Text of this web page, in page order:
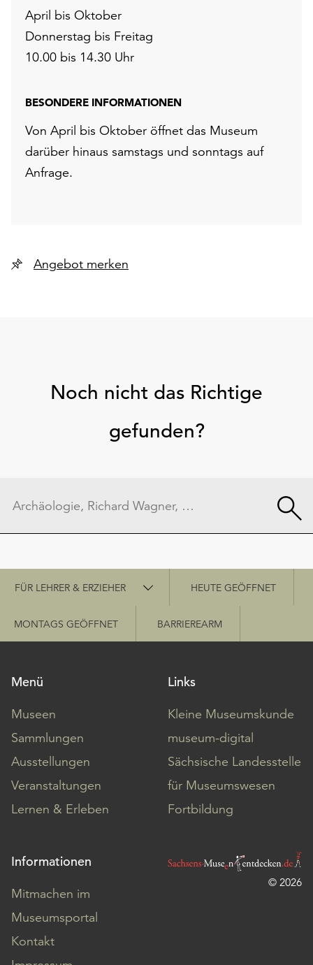
April bis Oktober
Donnerstag bis Freitag
10.00 bis 14.30 Uhr
BESONDERE INFORMATIONEN
Von April bis Oktober öffnet das Museum
darüber hinaus samstags und sonntags auf
Anfrage.
Angebot merken
Noch nicht das Richtige
gefunden?
Schnellzugriff
FÜR LEHRER & ERZIEHER HEUTE GEÖFFNET
MONTAGS GEÖFFNET BARRIEREARM
Menü
Museen
Sammlungen
Ausstellungen
Veranstaltungen
Lernen & Erleben
Links
Kleine Museumskunde
museum-digital
Sächsische Landesstelle
für Museumswesen
Fortbildung
Informationen
Mitmachen im
Museumsportal
Kontakt
© 2026